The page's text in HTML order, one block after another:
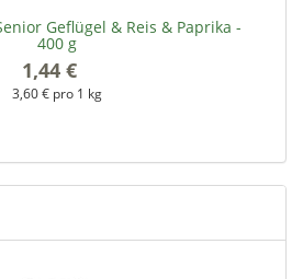
Geflügel & Reis & Paprika -
400 g
1,44 €
3,60 € pro 1 kg